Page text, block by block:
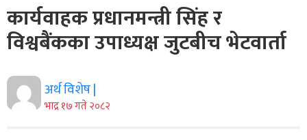
कार्यवाहक प्रधानमन्त्री सिंह र
विश्वबैंकका उपाध्यक्ष जुटबीच भेटवार्ता
अर्थ विशेष |
भाद्र १७ गते २०८२